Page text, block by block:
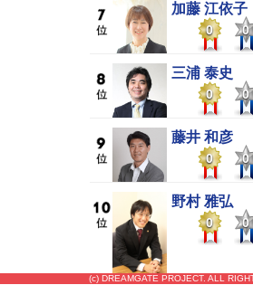
加藤 江依子
0 0
三浦 泰史
0 0
藤井 和彦
0 0
野村 雅弘
0 0
(c) DREAMGATE PROJECT. ALL